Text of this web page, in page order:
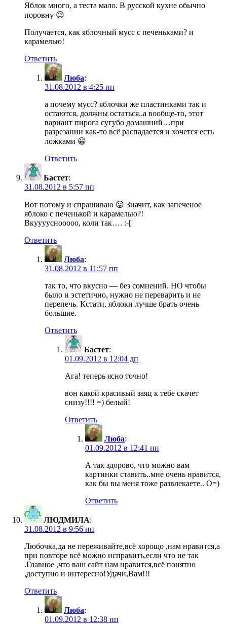
Яблок много, а теста мало. В русской кухне обычно
поровну 😉
Получается, как яблочный мусс с печеньками? и
карамелью!
Ответить
Люба:
31.08.2012 в 4:25 пп
а почему мусс? яблочки же пластинками так и
остаются, должны остаться..а вообще-то, этот
вариант пирога сугубо домашний…при
разрезании как-то всё распадается и хочется есть
ложками 😀
Ответить
Бастет:
31.08.2012 в 5:57 пп
Вот потому и спрашиваю 😛 Значит, как запеченое
яблоко с печенькой и карамелью?!
Вкууууснооооо, коли так…. :-[
Ответить
Люба:
31.08.2012 в 11:57 пп
так то, что вкусно — без сомнений. НО чтобы
было и эстетично, нужно не переварить и не
перепечь. Кстати, яблоки лучше брать очень
большие.
Ответить
Бастет:
01.09.2012 в 12:04 дп
Ага! теперь ясно точно!
вон какой красивый заяц к тебе скачет
снизу!!!! =) белый!
Ответить
Люба:
01.09.2012 в 12:41 пп
А так здорово, что можно вам
картинки ставить..мне очень нравится,
как бы вы меня тоже развлекаете.. O=)
Ответить
ЛЮДМИЛА:
31.08.2012 в 9:56 пп
Любочка,да не переживайте,всё хорощо ,нам нравится,а
при повторе всё можно исправить,если что не так
.Главное ,что ваш сайт нам нравится,всё понятно
,доступно и интересно!Удачи,Вам!!!
Ответить
Люба:
01.09.2012 в 12:38 пп